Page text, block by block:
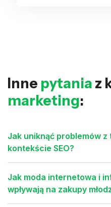
Inne pytania z
marketing:
Jak uniknąć problemów z
kontekście SEO?
Jak moda internetowa i
wpływają na zakupy